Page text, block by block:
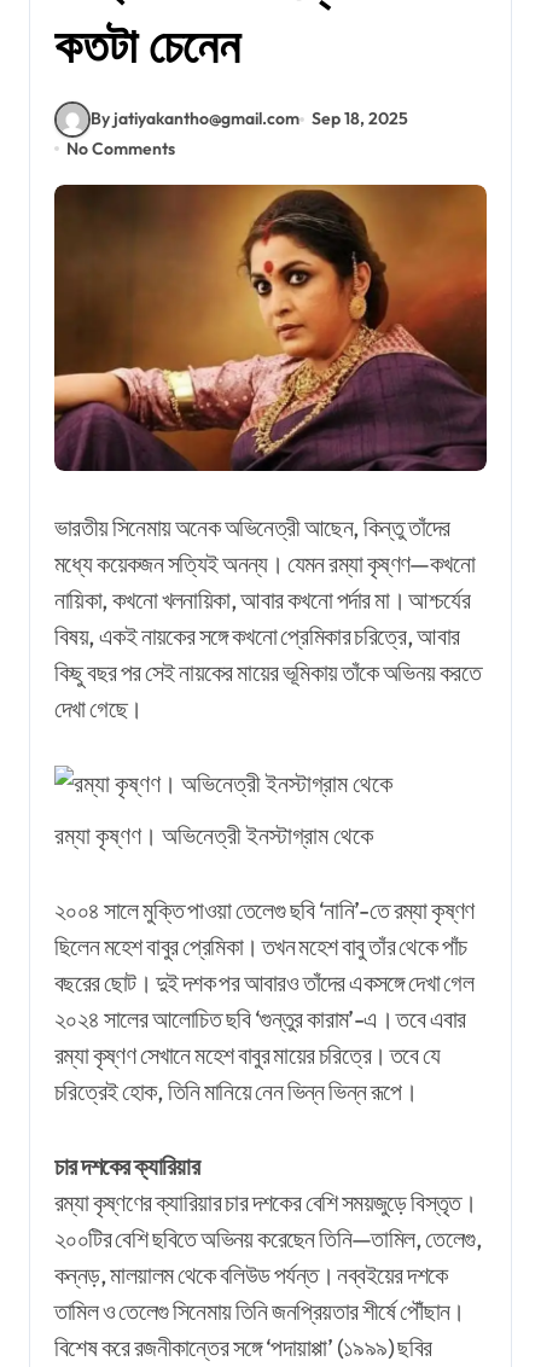
কতটা চেনেন
By jatiyakantho@gmail.com Sep 18, 2025
No Comments
ভারতীয় সিনেমায় অনেক অভিনেত্রী আছেন, কিন্তু তাঁদের
মধ্যে কয়েকজন সত্যিই অনন্য। যেমন রম্যা কৃষ্ণণ—কখনো
নায়িকা, কখনো খলনায়িকা, আবার কখনো পর্দার মা। আশ্চর্যের
বিষয়, একই নায়কের সঙ্গে কখনো প্রেমিকার চরিত্রে, আবার
কিছু বছর পর সেই নায়কের মায়ের ভূমিকায় তাঁকে অভিনয় করতে
দেখা গেছে।
রম্যা কৃষ্ণণ। অভিনেত্রী ইনস্টাগ্রাম থেকে
২০০৪ সালে মুক্তি পাওয়া তেলেগু ছবি ‘নানি’-তে রম্যা কৃষ্ণণ
ছিলেন মহেশ বাবুর প্রেমিকা। তখন মহেশ বাবু তাঁর থেকে পাঁচ
বছরের ছোট। দুই দশক পর আবারও তাঁদের একসঙ্গে দেখা গেল
২০২৪ সালের আলোচিত ছবি ‘গুন্তুর কারাম’-এ। তবে এবার
রম্যা কৃষ্ণণ সেখানে মহেশ বাবুর মায়ের চরিত্রে। তবে যে
চরিত্রেই হোক, তিনি মানিয়ে নেন ভিন্ন ভিন্ন রূপে।
চার দশকের ক্যারিয়ার
রম্যা কৃষ্ণণের ক্যারিয়ার চার দশকের বেশি সময়জুড়ে বিস্তৃত।
২০০টির বেশি ছবিতে অভিনয় করেছেন তিনি—তামিল, তেলেগু,
কন্নড়, মালয়ালম থেকে বলিউড পর্যন্ত। নব্বইয়ের দশকে
তামিল ও তেলেগু সিনেমায় তিনি জনপ্রিয়তার শীর্ষে পৌঁছান।
বিশেষ করে রজনীকান্তের সঙ্গে ‘পদায়াপ্পা’ (১৯৯৯) ছবির